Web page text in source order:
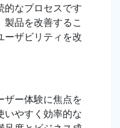
的なプロセスです
製品を改善するこ
ーザビリティを改
ザー体験に焦点を
いやすく効率的な